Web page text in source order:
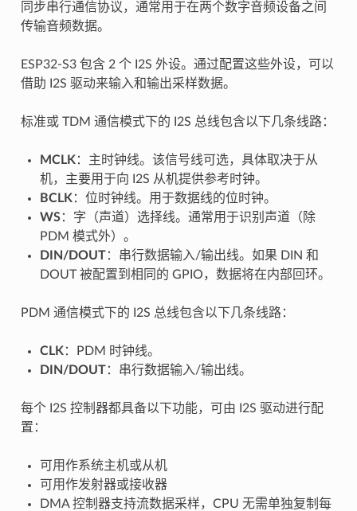
同步串行通信协议，通常用于在两个数字音频设备之间
传输音频数据。
ESP32-S3 包含 2 个 I2S 外设。通过配置这些外设，可以
借助 I2S 驱动来输入和输出采样数据。
标准或 TDM 通信模式下的 I2S 总线包含以下几条线路：
MCLK ：主时钟线。该信号线可选，具体取决于从
机，主要用于向 I2S 从机提供参考时钟。
BCLK ：位时钟线。用于数据线的位时钟。
WS：字（声道）选择线。通常用于识别声道（除
PDM 模式外）。
DIN/DOUT：串行数据输入/输出线。如果 DIN 和
DOUT 被配置到相同的 GPIO，数据将在内部回环。
PDM 通信模式下的 I2S 总线包含以下几条线路：
CLK ：PDM 时钟线。
DIN/DOUT：串行数据输入/输出线。
每个 I2S 控制器都具备以下功能，可由 I2S 驱动进行配
置：
可用作系统主机或从机
可用作发射器或接收器
DMA 控制器支持流数据采样，CPU 无需单独复制每